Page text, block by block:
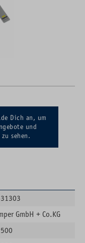
Dich an, um
und
zu sehen.
GmbH + Co.KG